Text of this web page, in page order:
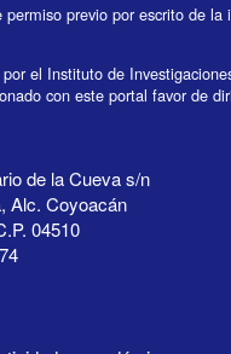
previo por escrito de la
el Instituto de
con este portal favor de
de la Cueva s/n
Alc. Coyoacán
04510